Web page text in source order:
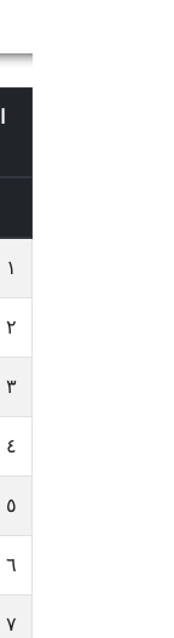
١
٢
٣
٤
٥
٦
٧